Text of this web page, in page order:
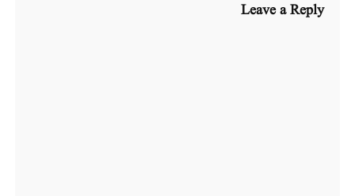
Leave a Reply